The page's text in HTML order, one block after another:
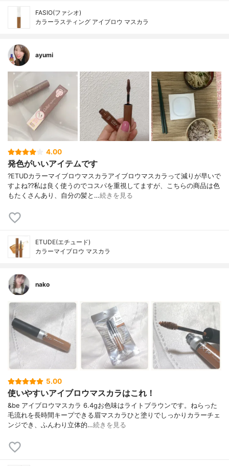
FASIO(ファシオ)
カラーラスティング アイブロウ マスカラ
ayumi
4.00
発色がいいアイテムです
?ETUDカラーマイブロウマスカラアイブロウマスカラって減りが早いで
すよね??私は良く使うのでコスパを重視してますが、こちらの商品は色
もたくさんあり、自分の髪と…続きを見る
ETUDE(エチュード)
カラーマイブロウ マスカラ
nako
5.00
使いやすいアイブロウマスカラはこれ！
&be アイブロウマスカラ 6.4gお色味はライトブラウンです。ねらった
毛流れを長時間キープできる眉マスカラひと塗りでしっかりカラーチェ
ンジでき、ふんわり立体的…続きを見る